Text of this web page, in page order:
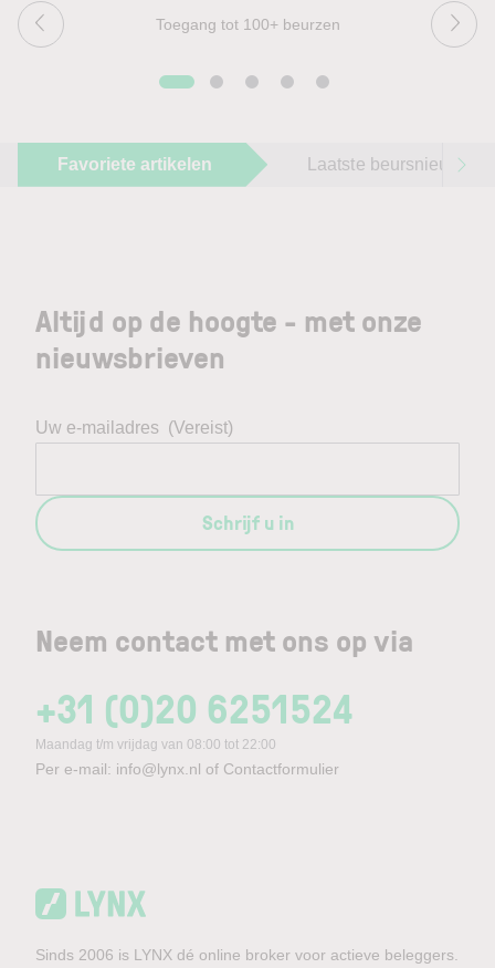
Toegang tot 100+ beurzen
Favoriete artikelen Laatste beursnieuws
Neem contact met ons op via
+31 (0)20 6251524
Maandag t/m vrijdag van 08:00 tot 22:00
Per e-mail: info@lynx.nl of Contactformulier
Altijd op de hoogte - met onze
nieuwsbrieven
Uw e-mailadres (Vereist)
Schrijf u in
Sinds 2006 is LYNX dé online broker voor actieve beleggers.